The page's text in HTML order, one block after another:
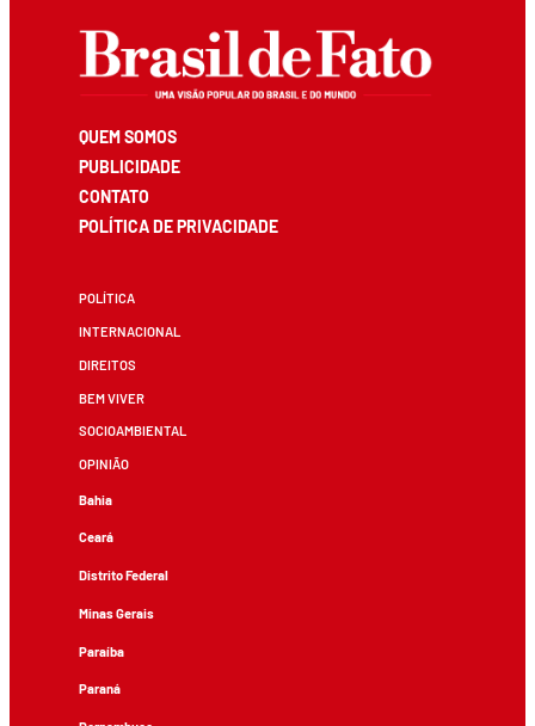
QUEM SOMOS
PUBLICIDADE
CONTATO
POLÍTICA DE PRIVACIDADE
POLÍTICA
INTERNACIONAL
DIREITOS
BEM VIVER
SOCIOAMBIENTAL
OPINIÃO
Bahia
Ceará
Distrito Federal
Minas Gerais
Paraíba
Paraná